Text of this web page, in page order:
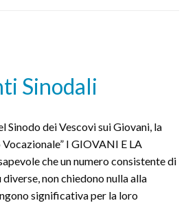
Sinodali
Sinodo dei Vescovi sui Giovani, la
I GIOVANI E LA
che un numero consistente di
non chiedono nulla alla
significativa per la loro